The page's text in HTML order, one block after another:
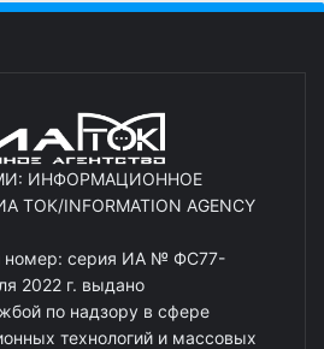
ИНФОРМАЦИОННОЕ
ТОК/INFORMATION AGENCY
номер: серия ИА № ФС77-
2022 г. выдано
по надзору в сфере
технологий и массовых